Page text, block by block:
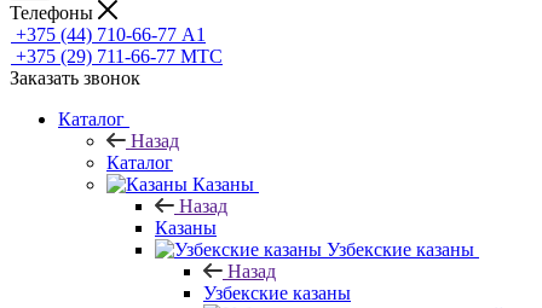
Телефоны
+375 (44) 710-66-77 А1
+375 (29) 711-66-77 МТС
Заказать звонок
Каталог
Назад
Каталог
Казаны
Назад
Казаны
Узбекские казаны
Назад
Узбекские казаны